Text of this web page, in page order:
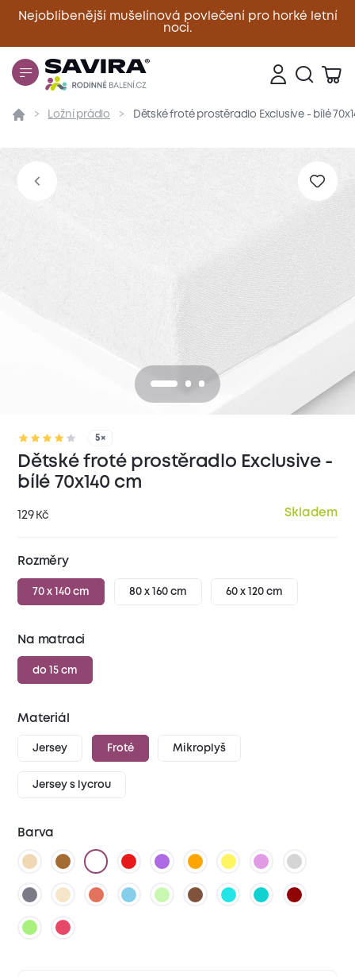
Nejoblíbenější mušelínová povlečení pro horké letní
noci.
Zavřít
Přehled Parametry Popis produktu Materiál
Ložní prádlo Dětské froté prostěradlo Exclusive - bílé
5×
Dětské froté prostěradlo Exclusive -
bílé 70x140 cm
129 Kč Skladem
Rozměry
70 x 140 cm 80 x 160 cm 60 x 120 cm
Na matraci
do 15 cm
Materiál
Jersey Froté Mikroplyš
Jersey s lycrou
Barva